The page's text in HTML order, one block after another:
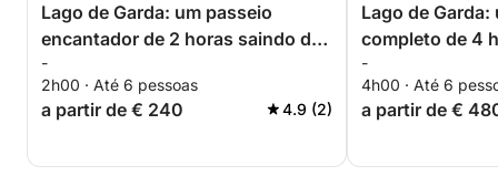
Lago de Garda: um passeio
encantador de 2 horas saindo de
Manerba
-
2h00 · Até 6 pessoas
a partir de € 240 4.9 (2)
Lago de Garda:
completo de 4
Manerba
-
4h00 · Até 6
a partir de €